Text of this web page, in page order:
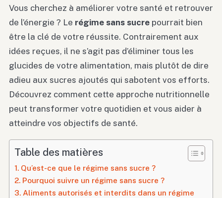
Vous cherchez à améliorer votre santé et retrouver
de l’énergie ? Le régime sans sucre pourrait bien
être la clé de votre réussite. Contrairement aux
idées reçues, il ne s’agit pas d’éliminer tous les
glucides de votre alimentation, mais plutôt de dire
adieu aux sucres ajoutés qui sabotent vos efforts.
Découvrez comment cette approche nutritionnelle
peut transformer votre quotidien et vous aider à
atteindre vos objectifs de santé.
Table des matières
Qu’est-ce que le régime sans sucre ?
Pourquoi suivre un régime sans sucre ?
Aliments autorisés et interdits dans un régime